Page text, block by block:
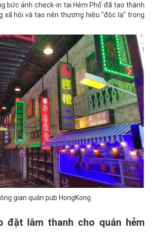
bức ảnh check-in tại Hẻm Phố đã tạo thành
xã hội và tạo nên thương hiệu “độc lạ” trong
gian quán pub HongKong
đặt lâm thanh cho quán hẻm